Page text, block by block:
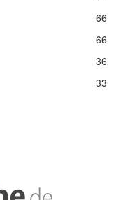
66
66
36
33